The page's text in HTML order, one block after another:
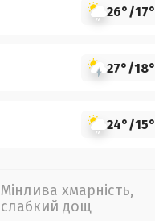
26°/17°
27°/18°
24°/15°
Мінлива хмарність,
слабкий дощ